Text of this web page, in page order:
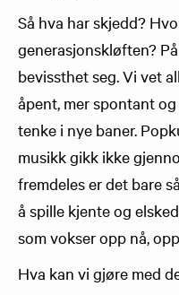
Så hva har skjedd?
generasjonskløften?
bevissthet seg. Vi vet
åpent, mer spontant
tenke i nye baner.
musikk gikk ikke
fremdeles er det bare
å spille kjente og
som vokser opp nå,
Hva kan vi gjøre med